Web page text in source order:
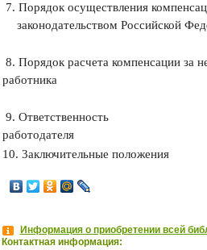
7. Порядок осуществления
законодательством Российской
8. Порядок расчета компенсации за
работника
9. Ответственность
работодателя
10. 3аключительные положения
Информация о приобретении всей
Контактная информация: